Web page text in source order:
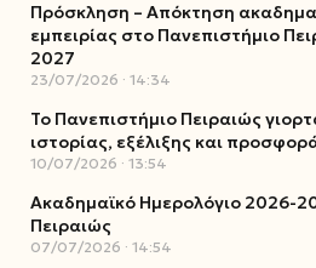
Πρόσκληση – Απόκτηση
εμπειρίας στο Πανεπιστήμιο
2027
23/07/2026 14:34
Το Πανεπιστήμιο Πειραιώς
ιστορίας, εξέλιξης και
10/07/2026 13:54
Ακαδημαϊκό Ημερολόγιο 2026-
Πειραιώς
07/07/2026 14:54